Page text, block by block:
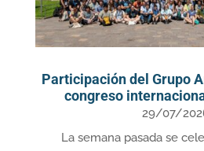
Participación del Grupo
congreso
29/07/
La semana pasada se